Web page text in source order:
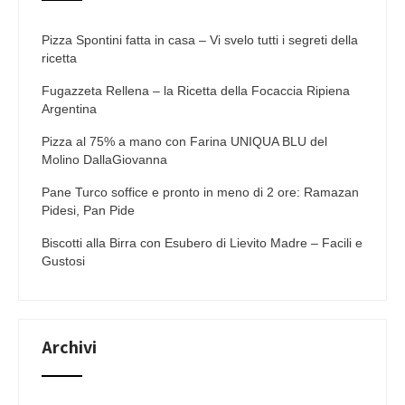
Pizza Spontini fatta in casa – Vi svelo tutti i segreti della
ricetta
Fugazzeta Rellena – la Ricetta della Focaccia Ripiena
Argentina
Pizza al 75% a mano con Farina UNIQUA BLU del
Molino DallaGiovanna
Pane Turco soffice e pronto in meno di 2 ore: Ramazan
Pidesi, Pan Pide
Biscotti alla Birra con Esubero di Lievito Madre – Facili e
Gustosi
Archivi